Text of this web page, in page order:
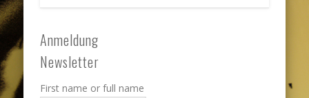
Anmeldung
Newsletter
First name or full name